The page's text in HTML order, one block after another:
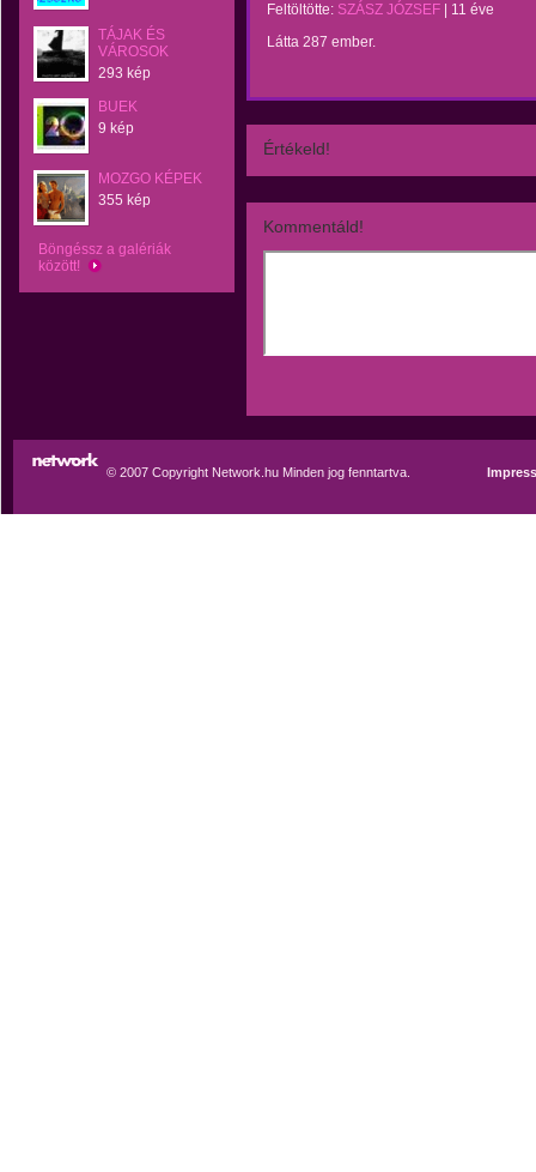
TÁJAK ÉS
VÁROSOK
293 kép
BUEK
9 kép
MOZGO KÉPEK
355 kép
Böngéssz a galériák
között!
Feltöltötte: SZÁSZ JÓZSEF
11 éve
Látta 287 ember.
Értékeld!
Kommentáld!
© 2007 Copyright Network.hu Minden jog fenntartva.